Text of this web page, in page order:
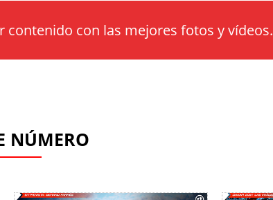
contenido con las mejores fotos y vídeos.
NÚMERO